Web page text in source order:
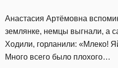
Анастасия Артёмовна
землянке, немцы выгнали, а
Ходили, горланили: «Млеко!
Много всего было плохого…